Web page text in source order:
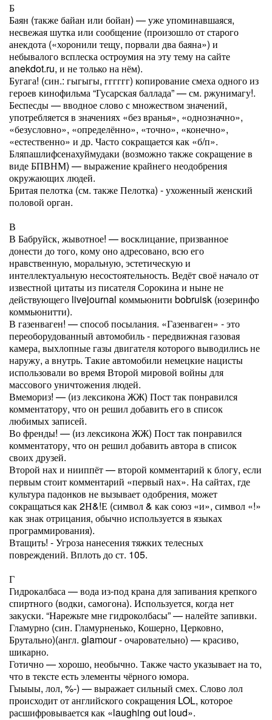
Б
Баян (также байан или бойан) — уже упоминавшаяся,
несвежая шутка или сообщение (произошло от старого
анекдота («хоронили тещу, порвали два баяна») и
небывалого всплеска остроумия на эту тему на сайте
anekdot.ru, и не только на нём).
Бугага! (син.: гыгыгы, гггггг) копирование смеха одного из
героев кинофильма “Гусарская баллада” — см. ржунимагу!.
Беспесды — вводное слово с множеством значений,
употребляется в значениях «без вранья», «однозначно»,
«безусловно», «определённо», «точно», «конечно»,
«естественно» и др. Часто сокращается как «б/п».
Бляпашлифсенахуймудаки (возможно также сокращение в
виде БПВНМ) — выражение крайнего неодобрения
окружающих людей.
Бритая пелотка (см. также Пелотка) - ухоженный женский
половой орган.
В
В Бабруйск, жывотное! — восклицание, призванное
донести до того, кому оно адресовано, всю его
нравственную, моральную, эстетическую и
интеллектуальную несостоятельность. Ведёт своё начало от
известной цитаты из писателя Сорокина и ныне не
действующего livejournal коммьюнити bobruisk (юзеринфо
коммьюнитти).
В газенваген! — способ посылания. «Газенваген» - это
переоборудованный автомобиль - передвижная газовая
камера, выхлопные газы двигателя которого выводились не
наружу, а внутрь. Такие автомобили немецкие нацисты
использовали во время Второй мировой войны для
массового уничтожения людей.
Вмемориз! — (из лексикона ЖЖ) Пост так понравился
комментатору, что он решил добавить его в список
любимых записей.
Во френды! — (из лексикона ЖЖ) Пост так понравился
комментатору, что он решил добавить автора в список
своих друзей.
Второй нах и нииппёт — второй комментарий к блогу, если
первым стоит комментарий «первый нах». На сайтах, где
культура падонков не вызывает одобрения, может
сокращаться как 2Н&!Е (символ & как союз «и», символ «!»
как знак отрицания, обычно используется в языках
программирования).
Втащить! - Угроза нанесения тяжких телесных
повреждений. Вплоть до ст. 105.
Г
Гидрокалбаса — вода из-под крана для запивания крепкого
спиртного (водки, самогона). Используется, когда нет
закуски. “Нарежьте мне гидроколбасы” — налейте запивки.
Гламурно (син. Гламурненько, Кошерно, Церковно,
Брутально)(англ. glamour - очаровательно) — красиво,
шикарно.
Готично — хорошо, необычно. Также часто указывает на то,
что в тексте есть элементы чёрного юмора.
Гыыыы, лол, %-) — выражает сильный смех. Слово лол
происходит от английского сокращения LOL, которое
расшифровывается как «laughing out loud».